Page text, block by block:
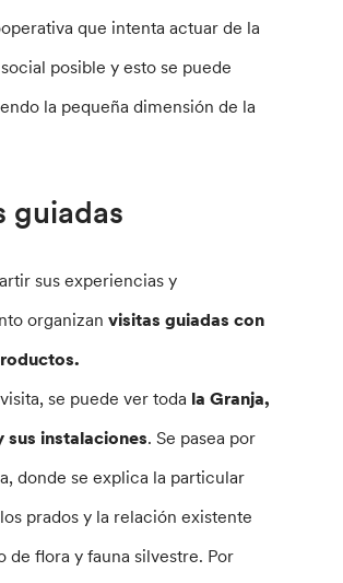
que intenta actuar de la
posible y esto se puede
la pequeña dimensión de la
guiadas
sus experiencias y
organizanvisitas guiadas con
se puede ver toda la Granja,
sus instalaciones. Se pasea por
donde se explica la particular
prados y la relación existente
de flora y fauna silvestre. Por